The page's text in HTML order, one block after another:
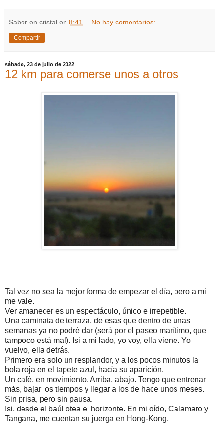
Sabor en cristal en 8:41 No hay comentarios:
Compartir
sábado, 23 de julio de 2022
12 km para comerse unos a otros
Tal vez no sea la mejor forma de empezar el día, pero a mi
me vale.
Ver amanecer es un espectáculo, único e irrepetible.
Una caminata de terraza, de esas que dentro de unas
semanas ya no podré dar (será por el paseo marítimo, que
tampoco está mal). Isi a mi lado, yo voy, ella viene. Yo
vuelvo, ella detrás.
Primero era solo un resplandor, y a los pocos minutos la
bola roja en el tapete azul, hacía su aparición.
Un café, en movimiento. Arriba, abajo. Tengo que entrenar
más, bajar los tiempos y llegar a los de hace unos meses.
Sin prisa, pero sin pausa.
Isi, desde el baúl otea el horizonte. En mi oído, Calamaro y
Tangana, me cuentan su juerga en Hong-Kong.